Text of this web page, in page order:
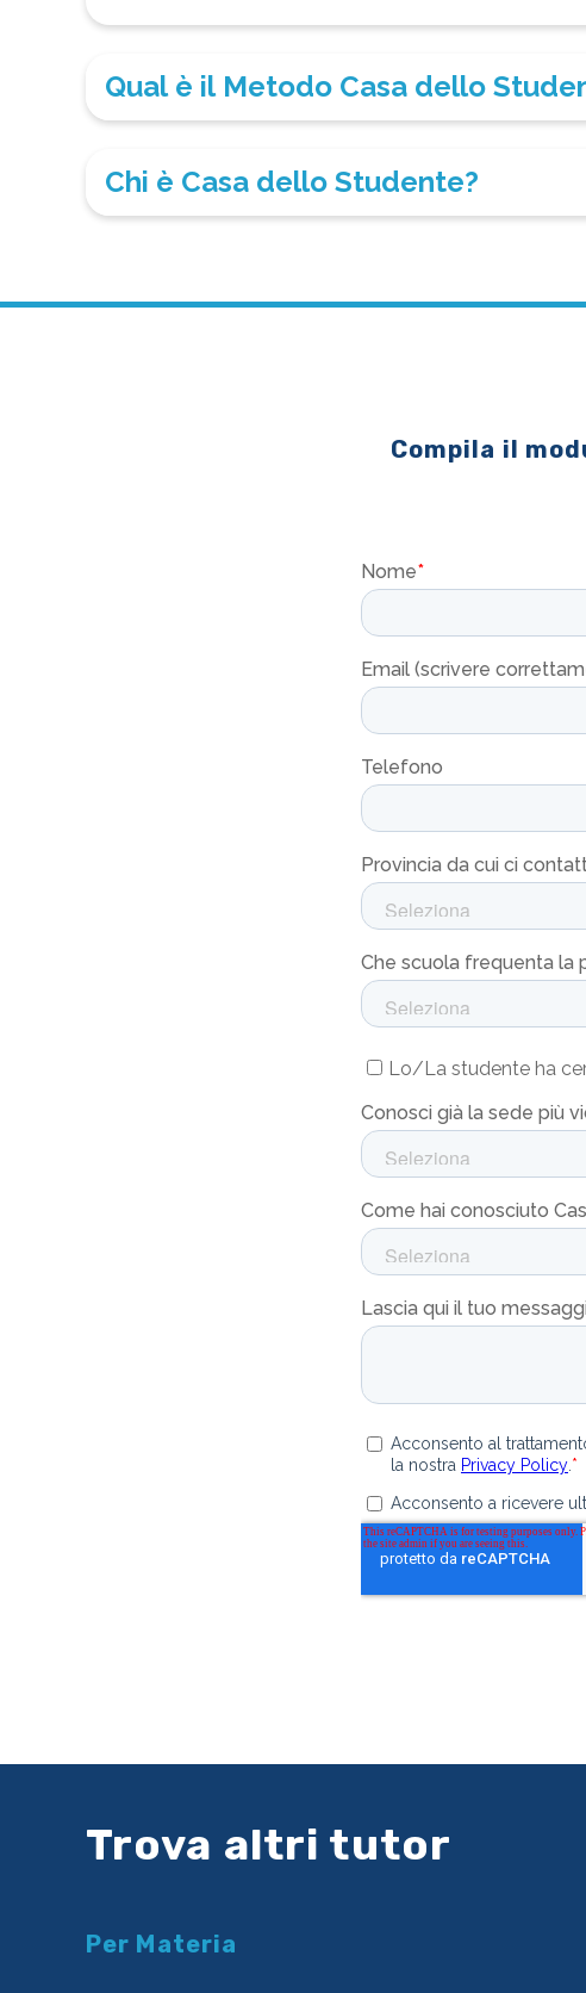
Qual è il Metodo Casa dello
Chi è Casa dello Studente?
Compila il
Trova altri tutor
Per Materia